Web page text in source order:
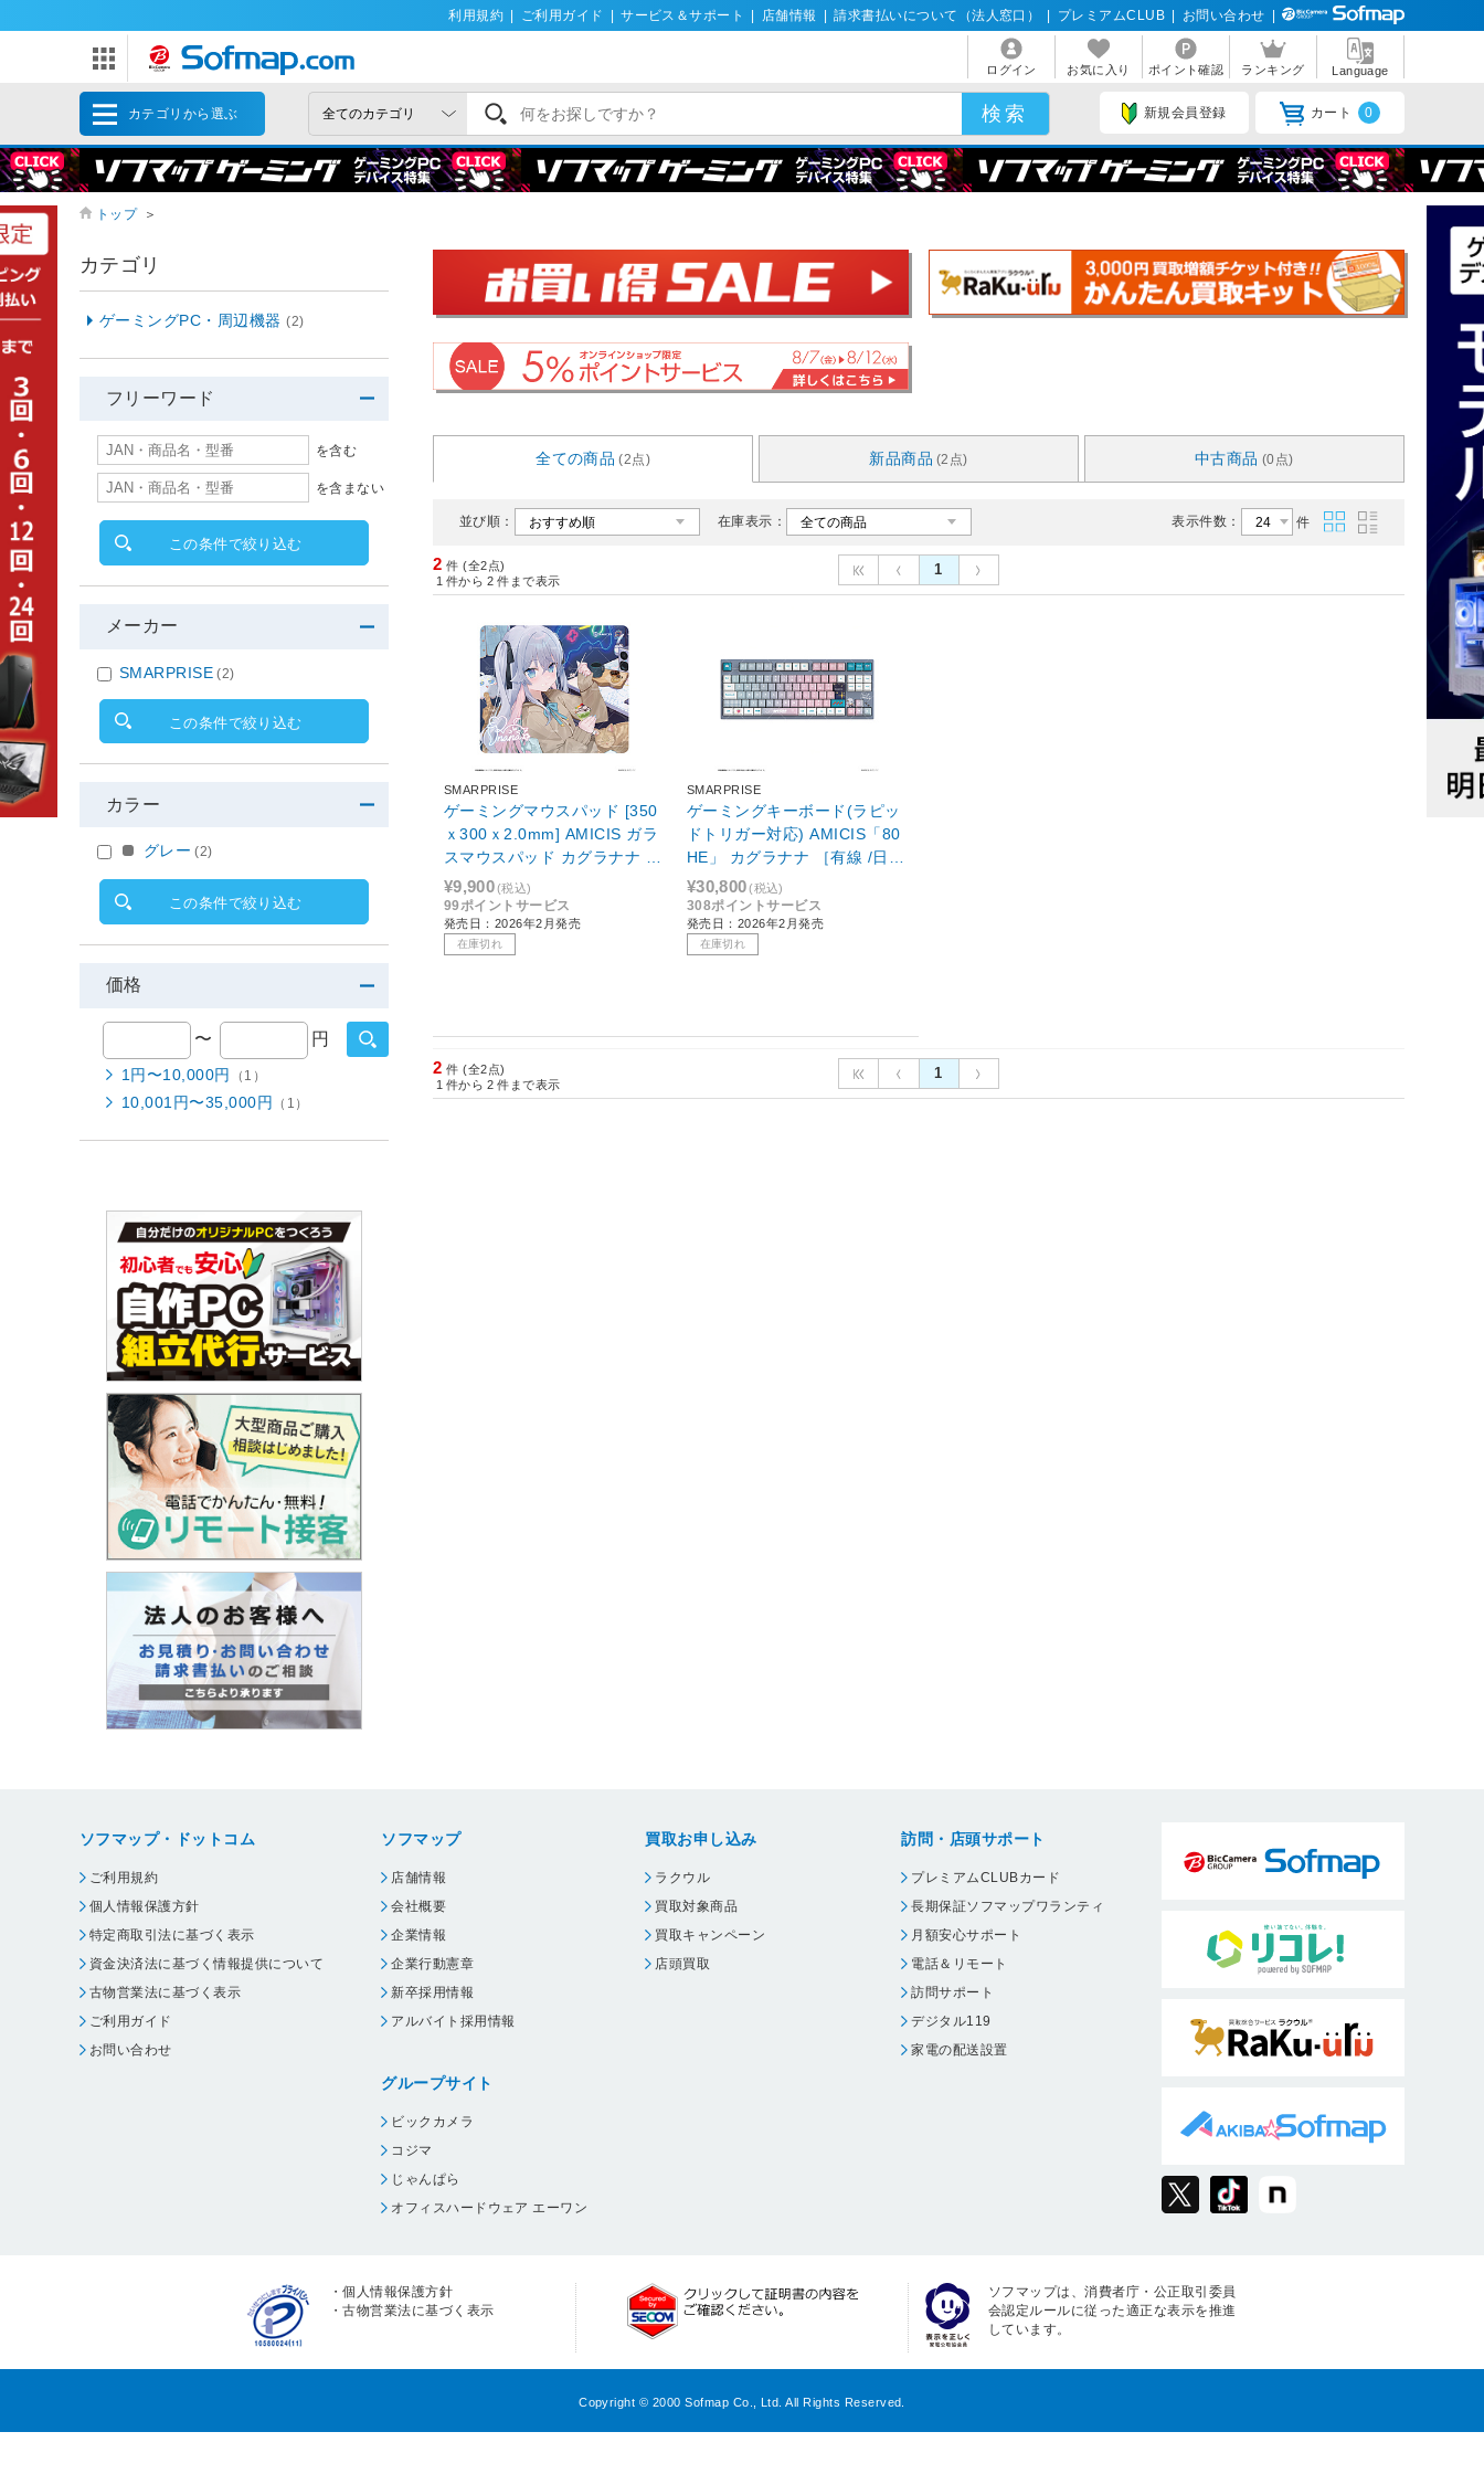
利用規約 ご利用ガイド サービス＆サポート 店舗情報 請求書払いについて（法人窓口） プレミアムCLUB お問い合わせ
ログイン お気に入り ポイント確認 ランキング Language
カテゴリから選ぶ 新規会員登録 カート 0
トップ ＞
全ての商品 (2点) 新品商品 (2点) 中古商品 (0点)
並び順： 在庫表示： 表示件数： 件
2 件 (全2点)
1 件から 2 件まで表示
1
SMARPRISE
ゲーミングマウスパッド [350
ｘ300ｘ2.0mm] AMICIS ガラ
スマウスパッド カグラナナ E
dition
¥9,900(税込)
99ポイントサービス
発売日：2026年2月発売
在庫切れ
SMARPRISE
ゲーミングキーボード(ラピッ
ドトリガー対応) AMICIS「80
HE」 カグラナナ ［有線 /日本
語配列 /磁気スイッチ］
¥30,800(税込)
308ポイントサービス
発売日：2026年2月発売
在庫切れ
2 件 (全2点)
1 件から 2 件まで表示
1
カテゴリ
ゲーミングPC・周辺機器(2)
フリーワード
を含む
を含まない
この条件で絞り込む
メーカー
SMARPRISE (2)
この条件で絞り込む
カラー
グレー (2)
この条件で絞り込む
価格
〜 円
1円〜10,000円 （1）
10,001円〜35,000円 （1）
ソフマップ・ドットコム
ご利用規約
個人情報保護方針
特定商取引法に基づく表示
資金決済法に基づく情報提供について
古物営業法に基づく表示
ご利用ガイド
お問い合わせ
ソフマップ
店舗情報
会社概要
企業情報
企業行動憲章
新卒採用情報
アルバイト採用情報
グループサイト
ビックカメラ
コジマ
じゃんぱら
オフィスハードウェア エーワン
買取お申し込み
ラクウル
買取対象商品
買取キャンペーン
店頭買取
訪問・店頭サポート
プレミアムCLUBカード
長期保証ソフマップワランティ
月額安心サポート
電話＆リモート
訪問サポート
デジタル119
家電の配送設置
・個人情報保護方針
・古物営業法に基づく表示
ソフマップは、消費者庁・公正取引委員
会認定ルールに従った適正な表示を推進
しています。
Copyright © 2000 Sofmap Co., Ltd. All Rights Reserved.